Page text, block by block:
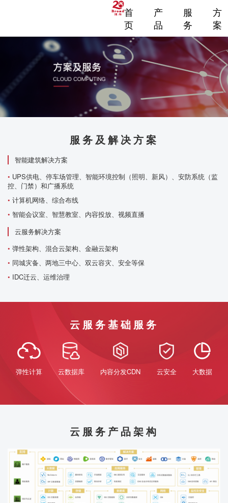
首
页
产
品
服
务
方
案
服务及解决方案
智能建筑解决方案
• UPS供电、停车场管理、智能环境控制（照明、新风）、安防系统（监
控、门禁）和广播系统
• 计算机网络、综合布线
• 智能会议室、智慧教室、内容投放、视频直播
云服务解决方案
• 弹性架构、混合云架构、金融云架构
• 同城灾备、两地三中心、双云容灾、安全等保
• IDC迁云、运维治理
云服务基础服务
弹性计算 云数据库 内容分发CDN 云安全 大数据
云服务产品架构